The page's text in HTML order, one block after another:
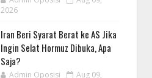
2026
Iran Beri Syarat Berat ke AS Jika
Ingin Selat Hormuz Dibuka, Apa
Saja?
Admin Oposisi
Aug 09,